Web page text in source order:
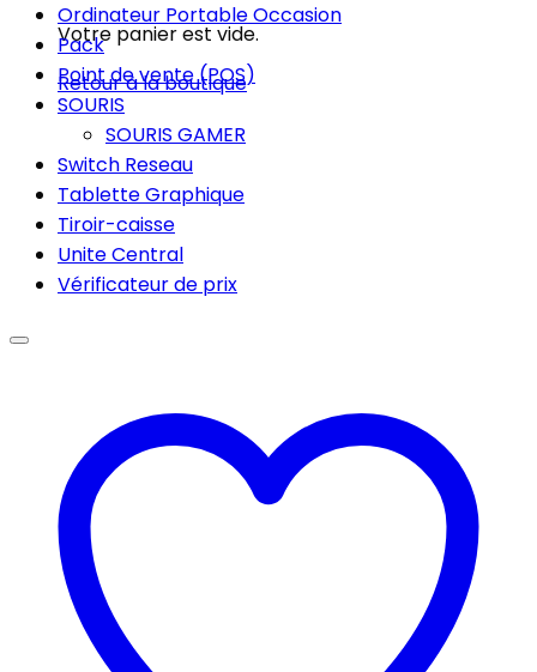
Votre panier est vide.
Retour à la boutique
Ordinateur Portable Occasion
Pack
Point de vente (POS)
SOURIS
SOURIS GAMER
Switch Reseau
Tablette Graphique
Tiroir-caisse
Unite Central
Vérificateur de prix